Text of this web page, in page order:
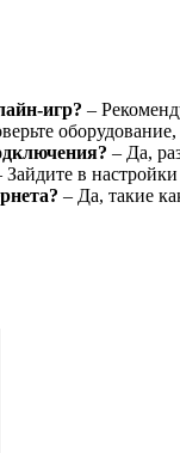
игр? –
оборудование,
– Да,
Зайдите в
– Да, такие